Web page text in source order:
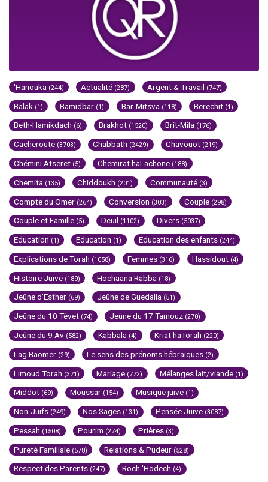
'Hanouka (244) Actualité (287) Argent & Travail (747)
Balak (1) Bamidbar (1) Bar-Mitsva (118) Berechit (1)
Beth-Hamikdach (6) Brakhot (1520) Brit-Mila (176)
Cacheroute (3703) Chabbath (2429) Chavouot (219)
Chémini Atseret (5) Chemirat haLachone (188)
Chemita (135) Chiddoukh (201) Communauté (3)
Compte du Omer (264) Conversion (303) Couple (298)
Couple et Famille (5) Deuil (1102) Divers (5037)
Education (1) Education (1) Education des enfants (244)
Explications de Torah (1058) Femmes (316) Hassidout (4)
Histoire Juive (189) Hochaana Rabba (18)
Jeûne d'Esther (69) Jeûne de Guedalia (51)
Jeûne du 10 Tévet (74) Jeûne du 17 Tamouz (270)
Jeûne du 9 Av (582) Kabbala (4) Kriat haTorah (220)
Lag Baomer (29) Le sens des prénoms hébraïques (2)
Limoud Torah (371) Mariage (772) Mélanges lait/viande (1)
Middot (69) Moussar (154) Musique juive (1)
Non-Juifs (249) Nos Sages (131) Pensée Juive (3087)
Pessah (1508) Pourim (274) Prières (3)
Pureté Familiale (578) Relations & Pudeur (528)
Respect des Parents (247) Roch 'Hodech (4)